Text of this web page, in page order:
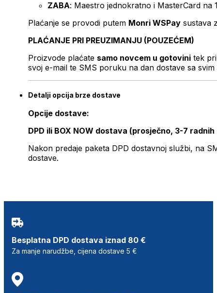
ZABA: Maestro jednokratno i MasterCard na
Plaćanje se provodi putem Monri WSPay sustava
PLAĆANJE PRI PREUZIMANJU (POUZEĆEM)
Proizvode plaćate samo novcem u gotovini tek
svoj e-mail te SMS poruku na dan dostave sa svim
Detalji opcija brze dostave
Opcije dostave:
DPD ili BOX NOW dostava (prosječno, 3-7 radnih
Nakon predaje paketa DPD dostavnoj službi, na
dostave.
Besplatna DPD dostava iznad 80 €
Za manje narudžbe, cijena dostave 5 €